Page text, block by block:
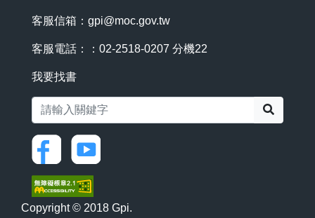
客服信箱： gpi@moc.gov.tw
客服電話：：02-2518-0207 分機22
我要找書
Copyright © 2018 Gpi.